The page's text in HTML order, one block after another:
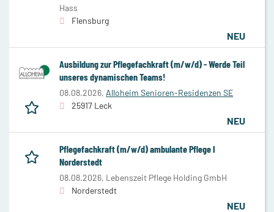
Hass
Flensburg
NEU
Ausbildung zur Pflegefachkraft (m/w/d) - Werde Teil
unseres dynamischen Teams!
08.08.2026, Alloheim Senioren-Residenzen SE
25917 Leck
NEU
Pflegefachkraft (m/w/d) ambulante Pflege I
Norderstedt
08.08.2026, Lebenszeit Pflege Holding GmbH
Norderstedt
NEU